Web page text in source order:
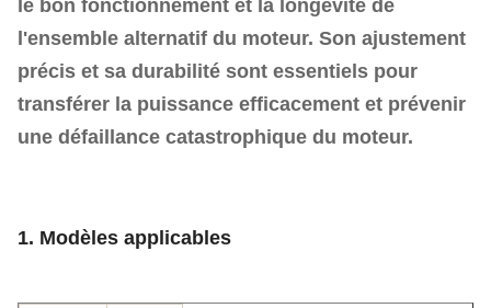
le bon fonctionnement et la longévité de
l'ensemble alternatif du moteur. Son ajustement
précis et sa durabilité sont essentiels pour
transférer la puissance efficacement et prévenir
une défaillance catastrophique du moteur.
1. Modèles applicables